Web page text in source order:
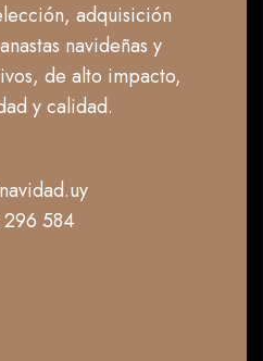
adquisición
navideñas y
de alto impacto,
y calidad.
584